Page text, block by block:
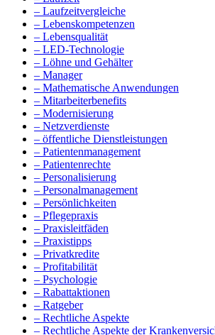
– Laufzeitvergleiche
– Lebenskompetenzen
– Lebensqualität
– LED-Technologie
– Löhne und Gehälter
– Manager
– Mathematische Anwendungen
– Mitarbeiterbenefits
– Modernisierung
– Netzverdienste
– öffentliche Dienstleistungen
– Patientenmanagement
– Patientenrechte
– Personalisierung
– Personalmanagement
– Persönlichkeiten
– Pflegepraxis
– Praxisleitfäden
– Praxistipps
– Privatkredite
– Profitabilität
– Psychologie
– Rabattaktionen
– Ratgeber
– Rechtliche Aspekte
– Rechtliche Aspekte der